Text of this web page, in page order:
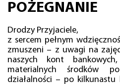
POŻEGNANIE
Drodzy Przyjaciele,
z sercem pełnym
zmuszeni – z uwagi na
naszych kont
materialnych środków
działalności – po